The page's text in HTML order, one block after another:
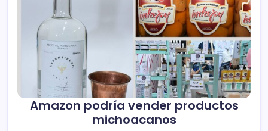
Amazon podría vender productos
michoacanos